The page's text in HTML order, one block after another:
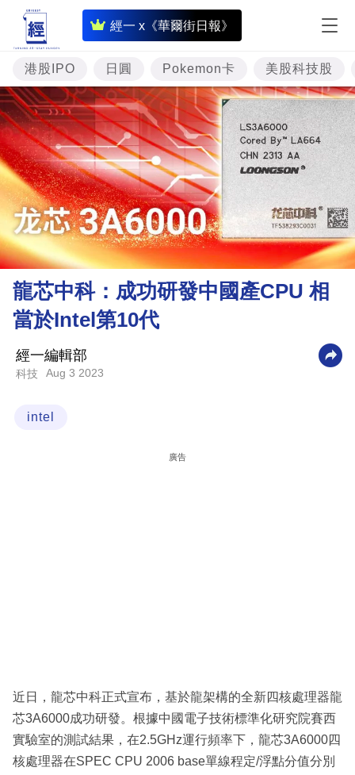
經一 x《華爾街日報》
即
時
財
經
專
題
投
資
樓
市
理
財
商
科
區
港股IPO 日圓 Pokemon卡 美股科技股
龍芯中科：成功研發中國產CPU 相
當於Intel第10代
經一編輯部
科技 Aug 3 2023
intel
廣告
近日，龍芯中科正式宣布，基於龍架構的全新四核處理器龍
芯3A6000成功研發。根據中國電子技術標準化研究院賽西
實驗室的測試結果，在2.5GHz運行頻率下，龍芯3A6000四
核處理器在SPEC CPU 2006 base單線程定/浮點分值分別